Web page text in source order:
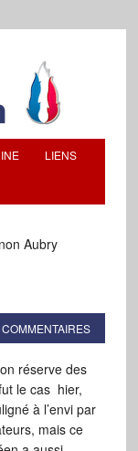
LIENS
Aubry
réserve des
le cas hier,
à l’envi par
mais ce